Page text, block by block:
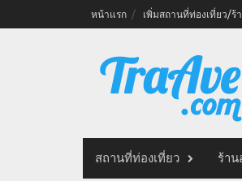
to
หน้าแรก เพิ่มสถานที่ท่องเที่ยว/ร้
สถานที่ท่องเที่ยว ร้าน